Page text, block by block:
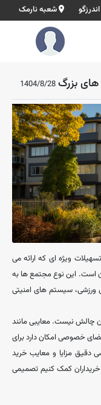
شعبه نارمک
های بزرگ 1404/8/28
ویژه‌ ای که ارائه می
است. این نوع مجتمع‌ ها به
سیستم ‌های امنیتی
چالش نیست. معایبی مانند
خصوصی امکان دارد برای
دقیق مزایا و معایب خرید
خریداران کمک کنیم تصمیمی